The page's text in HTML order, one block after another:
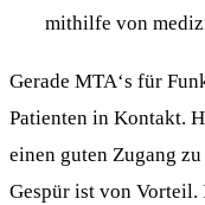
mithilfe von
Gerade MTA‘s für
Patienten in Kontakt.
einen guten Zugang
Gespür ist von Vorteil.